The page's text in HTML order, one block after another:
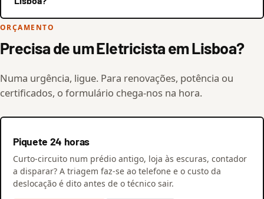
ORÇAMENTO
Precisa de um Eletricista em Lisboa?
Numa urgência, ligue. Para renovações, potência ou
certificados, o formulário chega-nos na hora.
Piquete 24 horas
Curto-circuito num prédio antigo, loja às escuras, contador
a disparar? A triagem faz-se ao telefone e o custo da
deslocação é dito antes de o técnico sair.